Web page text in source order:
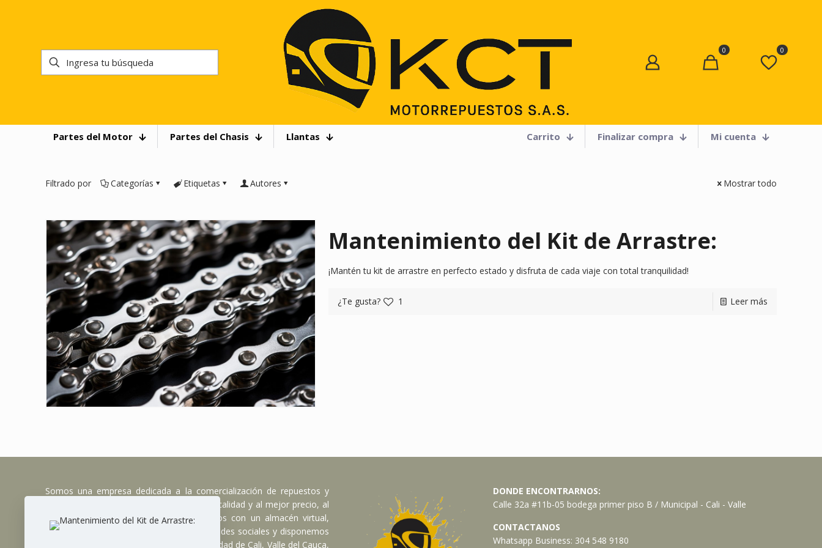
0 0
Partes del Motor Partes del Chasis Llantas Carrito Finalizar compra Mi cuenta
Filtrado por Categorías Etiquetas Autores Mostrar todo
Mantenimiento del Kit de Arrastre:
¡Mantén tu kit de arrastre en perfecto estado y disfruta de cada viaje con total tranquilidad!
¿Te gusta? 1 Leer más
Somos una empresa dedicada a la comercialización de repuestos y
accesorios para motocicletas, de la mejor calidad y al mejor precio, al
alcance de todos. No solamente contamos con un almacén virtual,
también estamos presentes en todas las redes sociales y disponemos
de dos almacenes físicos ubicados en la ciudad de Cali, Valle del Cauca,
DONDE ENCONTRARNOS:
Calle 32a #11b-05 bodega primer piso B / Municipal - Cali - Valle
CONTACTANOS
Whatsapp Business: 304 548 9180